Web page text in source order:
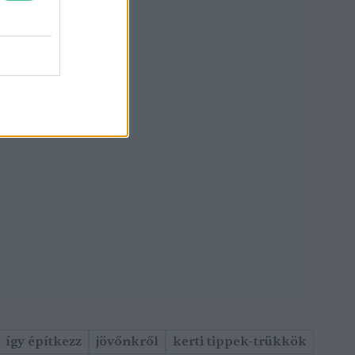
így építkezz jövőnkről kerti tippek-trükkök